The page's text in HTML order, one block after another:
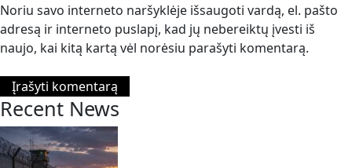
Noriu savo interneto naršyklėje išsaugoti vardą, el. pašto
adresą ir interneto puslapį, kad jų nebereiktų įvesti iš
naujo, kai kitą kartą vėl norėsiu parašyti komentarą.
Recent News